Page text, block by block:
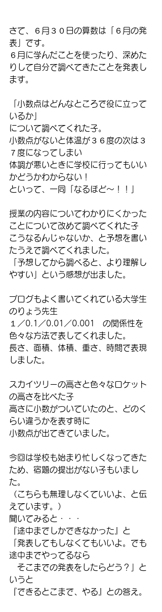
さて、６月３０日の算数は「６月の発
表」です。
６月に学んだことを使ったり、深めた
りして自分で調べてきたことを発表し
ます。
「小数点はどんなところで役に立って
いるか」
について調べてくれた子。
小数点がないと体温が３６度の次は３
７度になってしまい
体調が悪いときに学校に行ってもいい
かどうかわからない！
といって、一同「なるほど～！！」
授業の内容についてわかりにくかった
ことについて改めて調べてくれた子
こうなるんじゃないか、と予想を書い
たうえで調べてくれました。
「予想してから調べると、より理解し
やすい」という感想が出ました。
ブログもよく書いてくれている大学生
のりょう先生
１／0.1／0.01／0.001　の関係性を
色々な方法で表してくれました。
長さ、面積、体積、重さ、時間で表現
しました。
スカイツリーの高さと色々なロケット
の高さを比べた子
高さに小数がついていたのと、どのく
らい違うかを表す時に
小数点が出てきていました。
今回は学校も始まり忙しくなってきた
ため、宿題の提出がない子もいまし
た。
（こちらも無理しなくていいよ、と伝
えています。）
聞いてみると・・・
『途中までしかできなかった』と
「発表してもしなくてもいいよ。でも
途中までやってるなら
そこまでの発表をしたらどう？」と
いうと
『できるとこまで、やる』との答え。